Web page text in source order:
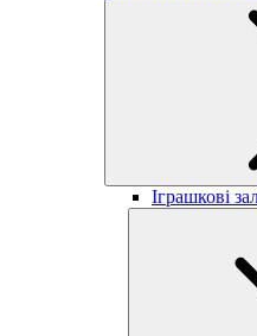
Іграшкові